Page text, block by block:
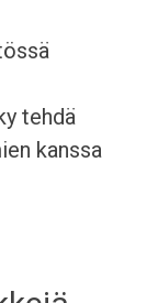
tehdä
kanssa